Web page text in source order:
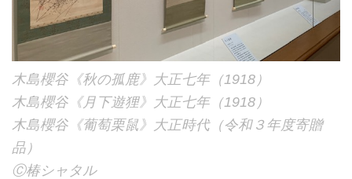
木島櫻谷《秋の孤鹿》大正七年（1918）
木島櫻谷《月下遊狸》大正七年（1918）
木島櫻谷《葡萄栗鼠》大正時代（令和３年度寄贈
品）
Ⓒ椿シャタル